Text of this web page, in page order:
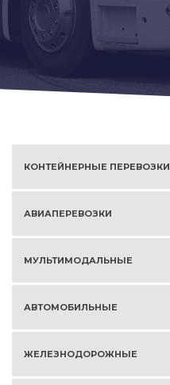
КОНТЕЙНЕРНЫЕ ПЕРЕВОЗКИ
АВИАПЕРЕВОЗКИ
МУЛЬТИМОДАЛЬНЫЕ
АВТОМОБИЛЬНЫЕ
ЖЕЛЕЗНОДОРОЖНЫЕ